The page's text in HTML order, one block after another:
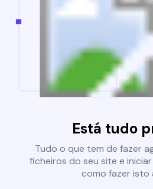
Está tudo
Tudo o que tem de fazer
ficheiros do seu site e
como fazer isto